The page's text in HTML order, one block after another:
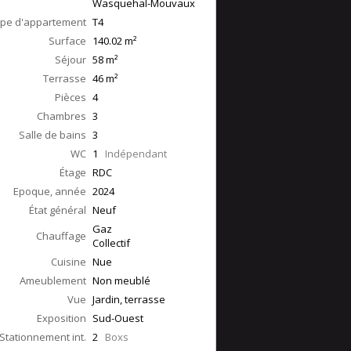
Wasquehal-Mouvaux
d'appartement T4
Surface 140.02m²
Séjour 58m²
Terrasse 46m²
Pièces 4
Chambres 3
Salle de bains 3
WC 1 Indépendant
Étage RDC
Epoque, année 2024
État général Neuf
Chauffage Gaz
Collectif
Cuisine Nue
Ameublement Non meublé
Vue Jardin, terrasse
Exposition Sud-Ouest
Stationnement int. 2 Boxs